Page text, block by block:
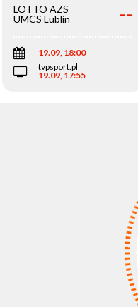
LOTTO AZS
UMCS Lublin
--
19.09, 18:00
tvpsport.pl
19.09, 17:55